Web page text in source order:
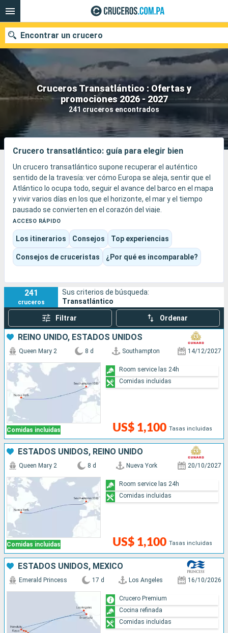
Cruceros Transatlántico : Ofertas y
promociones 2026 - 2027
241 cruceros encontrados
Encontrar un crucero
Nuestros destinos
Fecha de salida
Puertos Compañías
Buscar
Crucero transatlántico: guía para elegir bien
Un crucero transatlántico supone recuperar el auténtico
sentido de la travesía: ver cómo Europa se aleja, sentir que el
Atlántico lo ocupa todo, seguir el avance del barco en el mapa
y vivir varios días en los que el horizonte, el mar y el tiempo
pausado se convierten en el corazón del viaje.
Aquí, el barco no es solo un medio de transporte: se convierte
en el centro de la vida a bordo, con restaurantes, salones,
teatro, piscinas, spa o cubierta de paseo, pero también con
esos rituales propios de las grandes travesías: días de
navegación, cambios graduales de huso horario,
de gala, grandes cenas y largos momentos contemplando el
océano. Al final, el destino es tanto la llegada al otro lado del
Atlántico como la experiencia única de cruzar de verdad un
ACCESO RÁPIDO
Los itinerarios Consejos Top experiencias
Consejos de cruceristas ¿Por qué es incomparable?
241
cruceros
Sus criterios de búsqueda:
Transatlántico
Filtrar Ordenar
REINO UNIDO, ESTADOS UNIDOS
Comidas incluidas
Queen Mary 2 8 d Southampton 14/12/2027
US$ 1,100 Tasas incluidas
Room service las 24h
Comidas incluidas
ESTADOS UNIDOS, REINO UNIDO
Comidas incluidas
Queen Mary 2 8 d Nueva York 20/10/2027
US$ 1,100 Tasas incluidas
Room service las 24h
Comidas incluidas
ESTADOS UNIDOS, MÉXICO
Emerald Princess 17 d Los Angeles 16/10/2026
Crucero Premium
Cocina refinada
Comidas incluidas